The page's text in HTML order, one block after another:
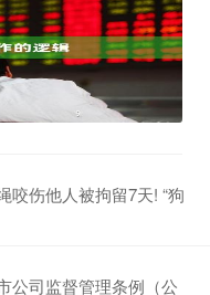
咬伤他人被拘留7天! “狗
公司监督管理条例（公